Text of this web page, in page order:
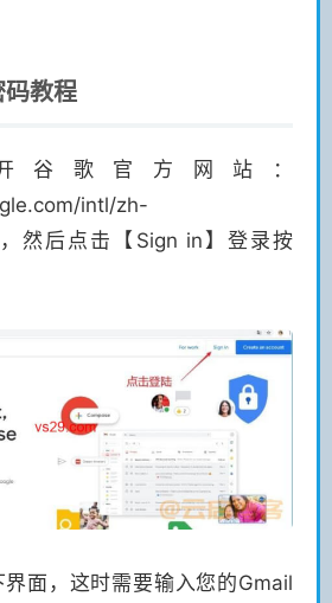
教程
谷歌官方网站：
intl/zh-
然后点击【Sign in】登录按
面，这时需要输入您的Gmail